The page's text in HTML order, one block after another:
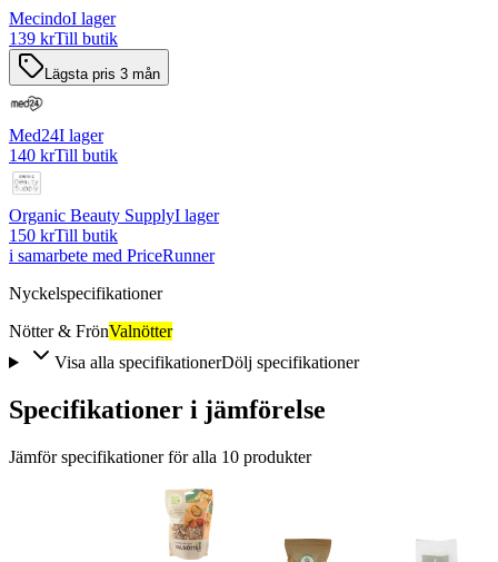
MecindoI lager
139 krTill butik
Lägsta pris 3 mån
Med24I lager
140 krTill butik
Organic Beauty SupplyI lager
150 krTill butik
i samarbete med PriceRunner
Nyckelspecifikationer
Nötter & FrönValnötter
Visa alla specifikationerDölj specifikationer
Specifikationer i jämförelse
Jämför specifikationer för alla 10 produkter